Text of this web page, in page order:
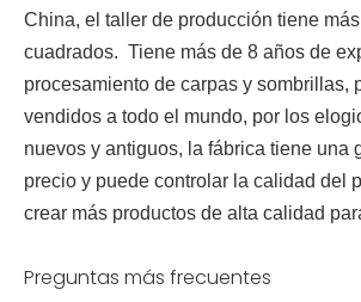
China, el taller de producción tiene
cuadrados. Tiene más de 8 años de
procesamiento de carpas y sombrillas,
vendidos a todo el mundo, por los
nuevos y antiguos, la fábrica tiene una
precio y puede controlar la calidad del
crear más productos de alta calidad
Preguntas más frecuentes